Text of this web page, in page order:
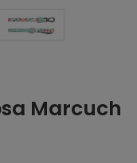
Marcuch